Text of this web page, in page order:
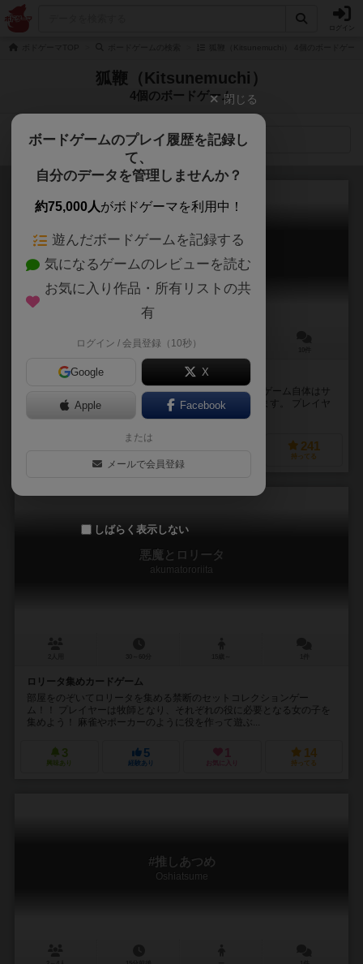
狐鞭（Kitsunemuchi）
4個のボードゲーム
検索メニュー
ストーカーマンション
Stalker Mansion
15～30分
殺られる前に殺れ！！正体隠匿系カードバトルゲーム！
マンションが舞台の正体隠匿系カードバトルゲーム。 ゲーム自体はサ
クサク進行し、ライトな感覚で何度も遊ぶことが出来ます。 プレイヤ
ーは始めにランダムで【ストーカー】【ア...
290 241
持ってる
悪魔とロリータ
akumatororiita
ロリータ集めカードゲーム
部屋をのぞいてロリータを集める禁断のセットコレクションゲー
ム！！ プレイヤーは牧師となり、それぞれの役に必要となる女の子を
集めよう！ 麻雀やポーカーのように役を作って遊ぶ...
3
興味あり
5
経験あり
1
お気に入り
14
持ってる
#推しあつめ
Oshiatsume
閉じる
ボードゲームのプレイ履歴を記録し
て、
自分のデータを管理しませんか？
約75,000人がボドゲーマを利用中！
遊んだボードゲームを記録する
気になるゲームのレビューを読む
お気に入り作品・所有リストの共
有
ログイン / 会員登録（10秒）
Google X
Apple Facebook
または
メールで会員登録
しばらく表示しない